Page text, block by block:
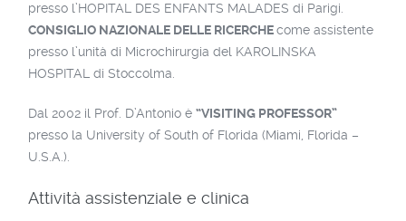
presso l’HOPITAL DES ENFANTS MALADES di Parigi.
CONSIGLIO NAZIONALE DELLE RICERCHEcome assistente
presso l’unità di Microchirurgia del KAROLINSKA
HOSPITAL di Stoccolma.
Dal 2002 il Prof. D’Antonio è “VISITING PROFESSOR”
presso la University of South of Florida (Miami, Florida –
U.S.A.).
Attività assistenziale e clinica